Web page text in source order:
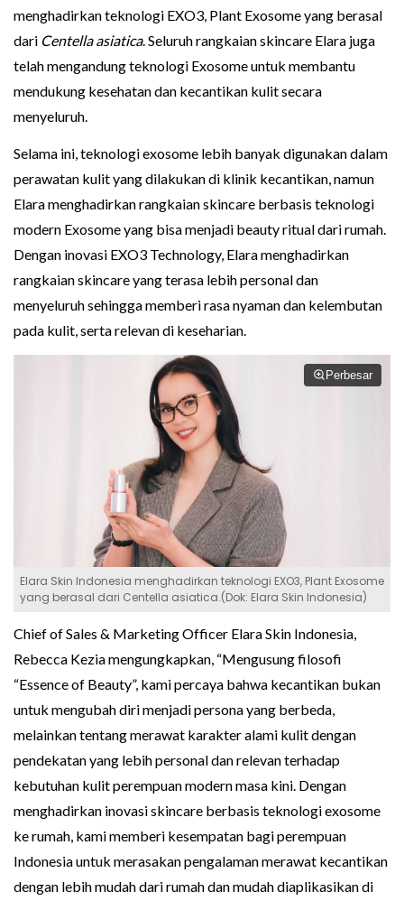
menghadirkan teknologi EXO3, Plant Exosome yang berasal
dari Centella asiatica. Seluruh rangkaian skincare Elara juga
telah mengandung teknologi Exosome untuk membantu
mendukung kesehatan dan kecantikan kulit secara
menyeluruh.
Selama ini, teknologi exosome lebih banyak digunakan dalam
perawatan kulit yang dilakukan di klinik kecantikan, namun
Elara menghadirkan rangkaian skincare berbasis teknologi
modern Exosome yang bisa menjadi beauty ritual dari rumah.
Dengan inovasi EXO3 Technology, Elara menghadirkan
rangkaian skincare yang terasa lebih personal dan
menyeluruh sehingga memberi rasa nyaman dan kelembutan
pada kulit, serta relevan di keseharian.
Perbesar
Elara Skin Indonesia menghadirkan teknologi EXO3, Plant Exosome
yang berasal dari Centella asiatica.(Dok: Elara Skin Indonesia)
Chief of Sales & Marketing Officer Elara Skin Indonesia,
Rebecca Kezia mengungkapkan, “Mengusung filosofi
“Essence of Beauty”, kami percaya bahwa kecantikan bukan
untuk mengubah diri menjadi persona yang berbeda,
melainkan tentang merawat karakter alami kulit dengan
pendekatan yang lebih personal dan relevan terhadap
kebutuhan kulit perempuan modern masa kini. Dengan
menghadirkan inovasi skincare berbasis teknologi exosome
ke rumah, kami memberi kesempatan bagi perempuan
Indonesia untuk merasakan pengalaman merawat kecantikan
dengan lebih mudah dari rumah dan mudah diaplikasikan di